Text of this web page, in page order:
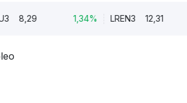
8,29 1,34% LREN3 12,31